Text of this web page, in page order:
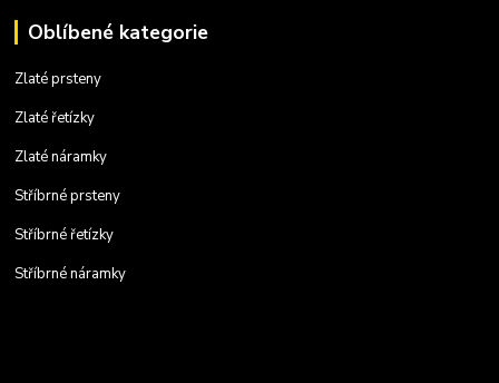
Oblíbené kategorie
Zlaté prsteny
Zlaté řetízky
Zlaté náramky
Stříbrné prsteny
Stříbrné řetízky
Stříbrné náramky